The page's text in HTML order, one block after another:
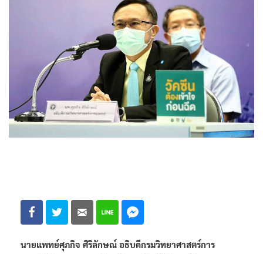
นายแพทย์ศุภกิจ ศิริลักษณ์ อธิบดีกรมวิทยาศาสตร์การ